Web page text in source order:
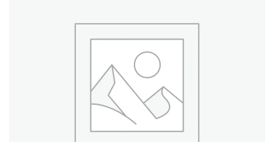
Create an account